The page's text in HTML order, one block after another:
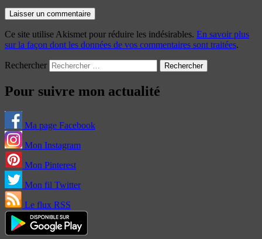
Ce site utilise Akismet pour réduire les indésirables. En savoir plus
sur la façon dont les données de vos commentaires sont traitées.
Rechercher
Pour suivre mon actualité
Ma page Facebook
Mon Instagram
Mon Pinterest
Mon fil Twitter
Le flux RSS